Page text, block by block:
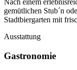
Nach einem
gemütlichen Stub´n
Stadtbiergarten mit
Ausstattung
Gastronomie